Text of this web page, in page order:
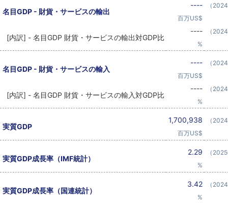
名目GDP - 財貨・サービスの輸出
----
百万US$
（
[内訳] - 名目GDP 財貨・サービスの輸出対GDP比
----
%
（
名目GDP - 財貨・サービスの輸入
----
百万US$
（
[内訳] - 名目GDP 財貨・サービスの輸入対GDP比
----
%
（
実質GDP
1,700,938
百万US$
（
実質GDP成長率（IMF統計）
2.29
%
（
実質GDP成長率（国連統計）
3.42
%
（